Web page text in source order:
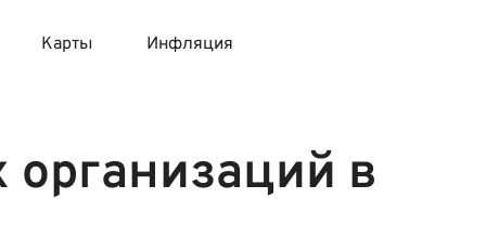
Карты Инфляция
список продуктов с динамикой цен
в